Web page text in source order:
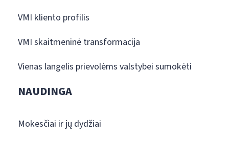
VMI kliento profilis
VMI skaitmeninė transformacija
Vienas langelis prievolėms valstybei sumokėti
NAUDINGA
Mokesčiai ir jų dydžiai